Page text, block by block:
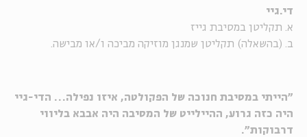
די.גיי
א. תקליטן במסיבת גייז
ב. (בהשאלה) תקליטן שמנגן מוזיקה מביכה ו/או מבישה.
"הייתי במסיבת חנוכה של הפקולטה, איזו נפילה… הדי-גיי
היה כזה גרוע, ההיילייט של המסיבה היה אבבא בליווי
דרבוקות".